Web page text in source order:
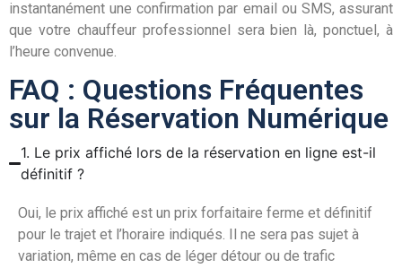
instantanément une confirmation par email ou SMS, assurant
que votre chauffeur professionnel sera bien là, ponctuel, à
l’heure convenue.
FAQ : Questions Fréquentes
sur la Réservation Numérique
1. Le prix affiché lors de la réservation en ligne est-il
définitif ?
Oui, le prix affiché est un prix forfaitaire ferme et définitif
pour le trajet et l’horaire indiqués. Il ne sera pas sujet à
variation, même en cas de léger détour ou de trafic